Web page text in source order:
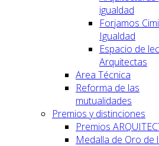
igualdad
Forjamos
Igualdad
Espacio de
Arquitectas
Area Técnica
Reforma de las
mutualidades
Premios y distinciones
Premios
Medalla de Oro de